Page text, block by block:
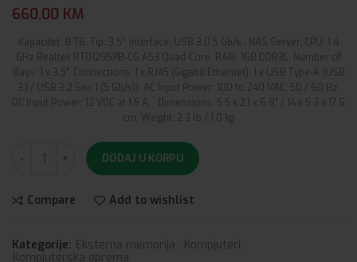
660.00 KM
Kapacitet: 8 TB. Tip: 3.5”. Interface: USB 3.0 5 Gb/s., NAS Server, CPU: 1.4
GHz Realtek RTD1295PB-CG A53 Quad-Core, RAM: 1GB DDR3L, Number of
Bays: 1 x 3.5”, Connections: 1 x RJ45 (Gigabit Ethernet), 1 x USB Type-A (USB
3.1 / USB 3.2 Gen 1 (5 Gb/s)), AC Input Power: 100 to 240 VAC, 50 / 60 Hz,
DC Input Power: 12 VDC at 1.5 A, , Dimensions: 5.5 x 2.1 x 6.9” / 14 x 5.3 x 17.6
cm, Weight: 2.3 lb / 1.0 kg
DODAJ U KORPU
Compare Add to wishlist
Kategorije: Eksterna memorija , Kompjuteri ,
Kompjuterska oprema